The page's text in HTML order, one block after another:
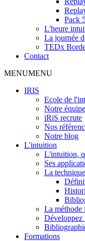
Pack
L'heure
La journée
TEDx
Contact
MENUMENU
IRIS
Ecole de
Notre équipe
iRiS recrute
Nos
Notre blog
L'intuition
L'intuition,
Ses
La
La méthode
Formations